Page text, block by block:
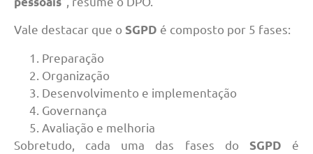
Vale destacar que o SGPD é composto por 5 fases:
Preparação
Organização
Desenvolvimento e implementação
Governança
Avaliação e melhoria
Sobretudo, cada uma das fases do SGPD é